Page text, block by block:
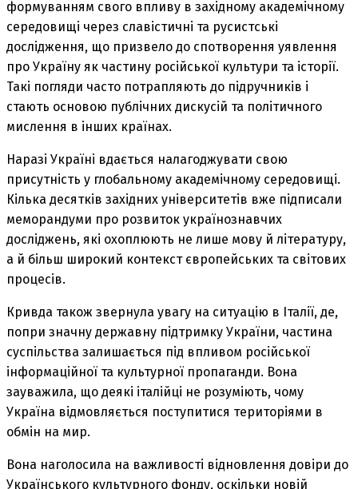
формуванням свого впливу в західному академічному
середовищі через славістичні та русистські
дослідження, що призвело до спотворення уявлення
про Україну як частину російської культури та історії.
Такі погляди часто потрапляють до підручників і
стають основою публічних дискусій та політичного
мислення в інших країнах.
Наразі Україні вдається налагоджувати свою
присутність у глобальному академічному середовищі.
Кілька десятків західних університетів вже підписали
меморандуми про розвиток українознавчих
досліджень, які охоплюють не лише мову й літературу,
а й більш широкий контекст європейських та світових
процесів.
Кривда також звернула увагу на ситуацію в Італії, де,
попри значну державну підтримку України, частина
суспільства залишається під впливом російської
інформаційної та культурної пропаганди. Вона
зауважила, що деякі італійці не розуміють, чому
Україна відмовляється поступитися територіями в
обмін на мир.
Вона наголосила на важливості відновлення довіри до
Українського культурного фонду, оскільки новій